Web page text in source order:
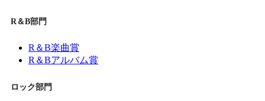
R＆B部門
R＆B楽曲賞
R＆Bアルバム賞
ロック部門